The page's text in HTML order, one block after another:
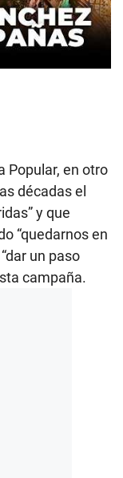
Popular, en otro
décadas el
y que
“quedarnos en
un paso
campaña.